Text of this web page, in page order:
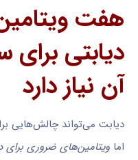
هفت
دیابتی
آن نیاز دارد
دیابت می‌تواند چالش‌هایی
اما ویتامین‌های ضروری برای